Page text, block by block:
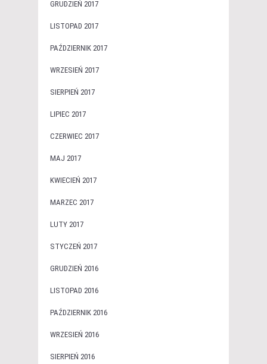
GRUDZIEŃ 2017
LISTOPAD 2017
PAŹDZIERNIK 2017
WRZESIEŃ 2017
SIERPIEŃ 2017
LIPIEC 2017
CZERWIEC 2017
MAJ 2017
KWIECIEŃ 2017
MARZEC 2017
LUTY 2017
STYCZEŃ 2017
GRUDZIEŃ 2016
LISTOPAD 2016
PAŹDZIERNIK 2016
WRZESIEŃ 2016
SIERPIEŃ 2016